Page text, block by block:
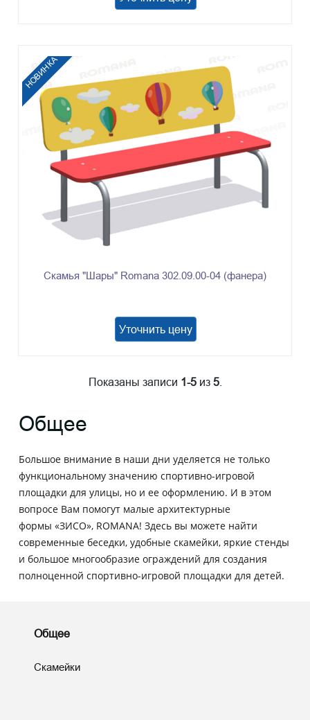
НОВИНКА
Уточнить цену
Скамья "Шары" Romana 302.09.00-04 (фанера)
Показаны записи 1-5из 5.
Общее
Большое внимание в наши дни уделяется не только
функциональному значению спортивно-игровой
площадки для улицы, но и ее оформлению. И в этом
вопросе Вам помогут малые архитектурные
формы «ЗИСО», ROMANA! Здесь вы можете найти
современные беседки, удобные скамейки, яркие стенды
и большое многообразие ограждений для создания
полноценной спортивно-игровой площадки для детей.
Общее
Скамейки